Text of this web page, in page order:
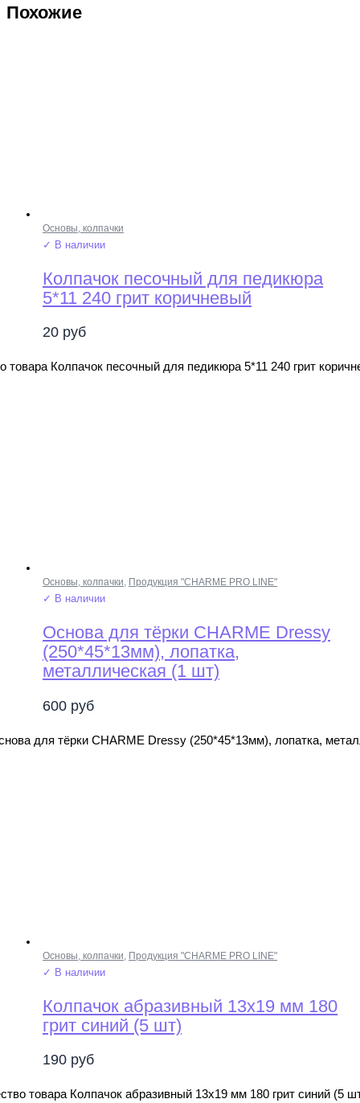
Похожие
Основы, колпачки
✓ В наличии
Колпачок песочный для педикюра
5*11 240 грит коричневый
20 руб
товара Колпачок песочный для педикюра 5*11 240 грит
Основы, колпачки, Продукция "CHARME PRO LINE"
✓ В наличии
Основа для тёрки CHARME Dressy
(250*45*13мм), лопатка,
металлическая (1 шт)
600 руб
для тёрки CHARME Dressy (250*45*13мм), лопатка,
Основы, колпачки Продукция "CHARME PRO LINE"
✓ В наличии
Колпачок абразивный 13х19 мм 180
грит синий (5 шт)
190 руб
товара Колпачок абразивный 13х19 мм 180 грит синий (5